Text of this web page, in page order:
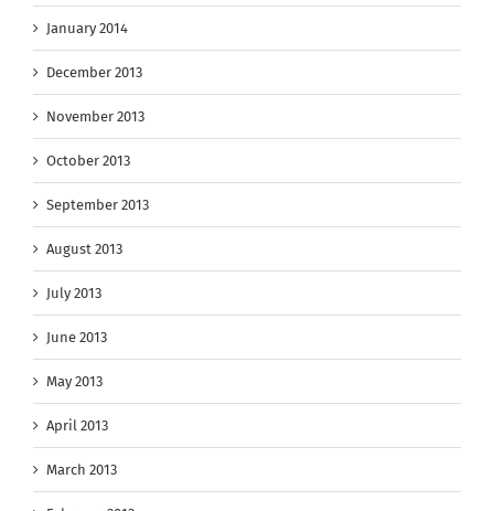
January 2014
December 2013
November 2013
October 2013
September 2013
August 2013
July 2013
June 2013
May 2013
April 2013
March 2013